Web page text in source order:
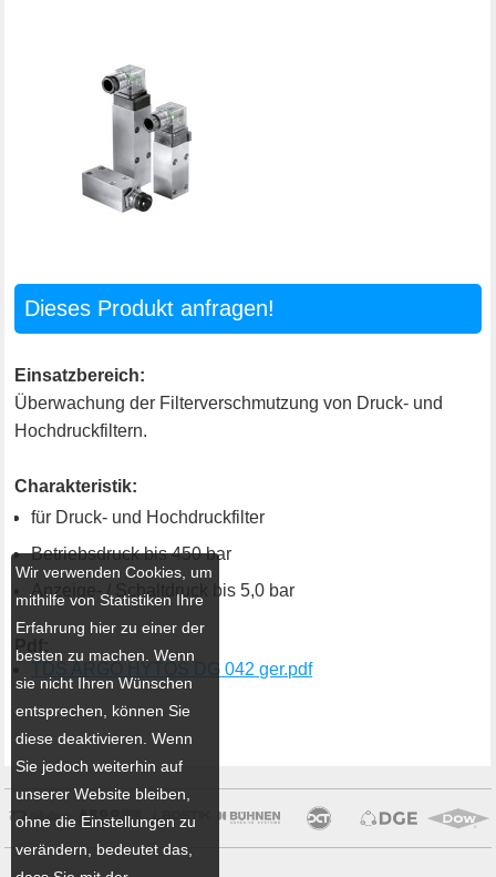
Dieses Produkt anfragen!
Einsatzbereich:
Überwachung der Filterverschmutzung von Druck- und
Hochdruckfiltern.
Charakteristik:
für Druck- und Hochdruckfilter
Betriebsdruck bis 450 bar
Anzeige- / Schaltdruck bis 5,0 bar
Pdf:
TDS ARGO HYTOS DG 042 ger.pdf
Wir verwenden Cookies, um
mithilfe von Statistiken Ihre
Erfahrung hier zu einer der
besten zu machen. Wenn
sie nicht Ihren Wünschen
entsprechen, können Sie
diese deaktivieren. Wenn
Sie jedoch weiterhin auf
unserer Website bleiben,
ohne die Einstellungen zu
verändern, bedeutet das,